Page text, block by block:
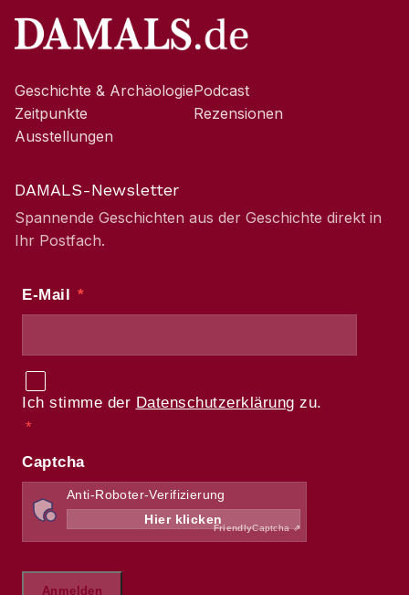
Geschichte & Archäologie
Zeitpunkte
Ausstellungen
Podcast
Rezensionen
DAMALS-Newsletter
Spannende Geschichten aus der Geschichte direkt in
Ihr Postfach.